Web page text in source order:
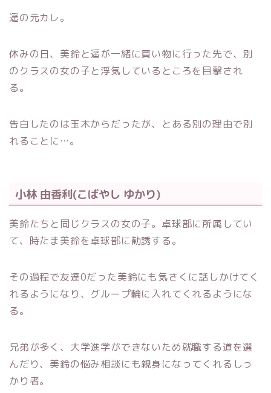
遥の元カレ。
休みの日、美鈴と遥が一緒に買い物に行った先で、別
のクラスの女の子と浮気しているところを目撃され
る。
告白したのは玉木からだったが、とある別の理由で別
れることに…。
小林 由香利(こばやし ゆかり)
美鈴たちと同じクラスの女の子。卓球部に所属してい
て、時たま美鈴を卓球部に勧誘する。
その過程で友達0だった美鈴にも気さくに話しかけてく
れるようになり、グループ輪に入れてくれるようにな
る。
兄弟が多く、大学進学ができないため就職する道を選
んだり、美鈴の悩み相談にも親身になってくれるしっ
かり者。